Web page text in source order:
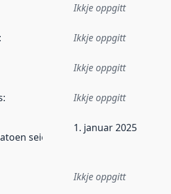
Ikkje oppgitt
: Ikkje oppgitt
Ikkje oppgitt
: Ikkje oppgitt
seier når dataa i dette
1. januar 2025
Ikkje oppgitt